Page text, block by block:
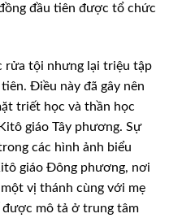
đầu tiên được tổ chức
rửa tội nhưng lại triệu tập
Điều này đã gây nên
triết học và thần học
giáo Tây phương. Sự
các hình ảnh biểu
giáo Đông phương, nơi
vị thánh cùng với mẹ
được mô tả ở trung tâm